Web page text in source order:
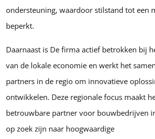
ondersteuning, waardoor stilstand tot een
beperkt.
Daarnaast is De firma actief betrokken bij
van de lokale economie en werkt het
partners in de regio om innovatieve
ontwikkelen. Deze regionale focus maakt
betrouwbare partner voor bouwbedrijven
op zoek zijn naar hoogwaardige